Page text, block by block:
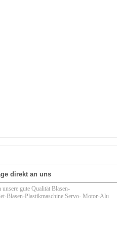
direkt an uns